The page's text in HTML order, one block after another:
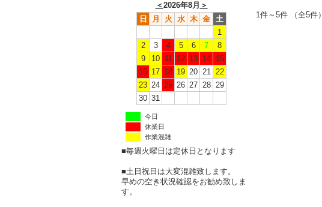
＜2026年8月 ＞
日
月 火 水 木 金 土
1
2
3 4 5 6 7
8
9
10 11 12 13 14
15
16 17 18 19 20 21 22
23 24 25 26 27 28 29
30 31
今日
休業日
作業混雑
■毎週火曜日は定休日となります
■土日祝日は大変混雑致します。
早めの空き状況確認をお勧め致しま
す。
1件～5件 （全5件）